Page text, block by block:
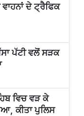
ਦੇ ਟ੍ਰੈਫਿਕ
ਪੱਟੀ ਵਲੋਂ ਸੜਕ
ਵਿਚ ਵੜ ਕੇ
ਕੀਤਾ ਪੁਲਿਸ